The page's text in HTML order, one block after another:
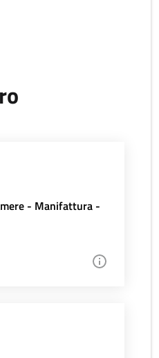
- Manifattura -